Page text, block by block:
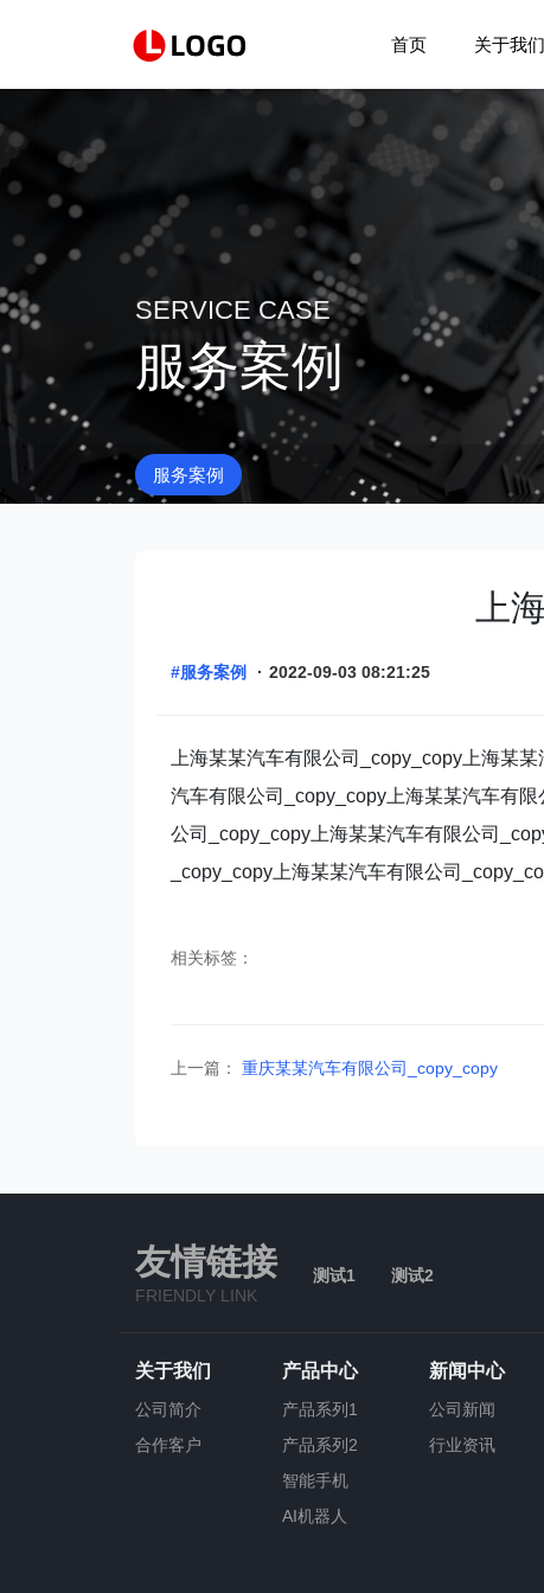
首页 关于我们
SERVICE CASE
服务案例
服务案例
上
#服务案例 · 2022-09-03 08:21:25
上海某某汽车有限公司_copy_copy上海某
汽车有限公司_copy_copy上海某某汽车有
公司_copy_copy上海某某汽车有限公司
_copy_copy上海某某汽车有限公司
相关标签：
上一篇： 重庆某某汽车有限公司_copy_copy
友情链接
FRIENDLY LINK
测试1 测试2
关于我们
公司简介
合作客户
产品中心
产品系列1
产品系列2
智能手机
AI机器人
新闻中心
公司新闻
行业资讯